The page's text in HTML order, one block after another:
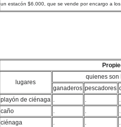
un estacón $6.000, que se vende por encargo a
lugares
quienes son
ganaderos pescadores
playón de ciénaga
caño
ciénaga